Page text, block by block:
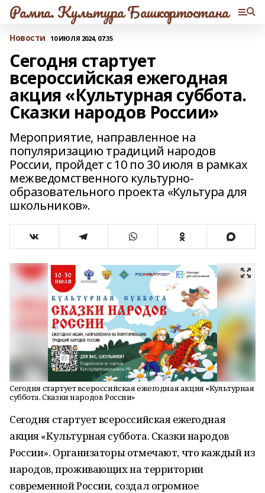
Рампа. Культура Башкортостана
Новости 10 ИЮЛЯ 2024, 07:35
Сегодня стартует
всероссийская ежегодная
акция «Культурная суббота.
Сказки народов России»
Мероприятие, направленное на
популяризацию традиций народов
России, пройдет с 10 по 30 июля в рамках
межведомственного культурно-
образовательного проекта «Культура для
школьников».
Сегодня стартует всероссийская ежегодная акция «Культурная
суббота. Сказки народов России»
Сегодня стартует всероссийская ежегодная
акция «Культурная суббота. Сказки народов
России». Организаторы отмечают, что каждый из
народов, проживающих на территории
современной России, создал огромное